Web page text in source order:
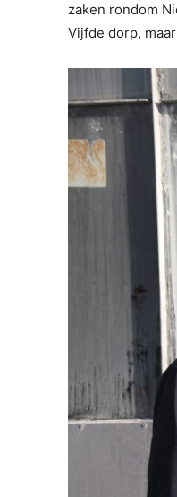
zaken rondom
Vijfde dorp,